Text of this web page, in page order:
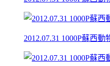
2012.07.31 1000P蘇西